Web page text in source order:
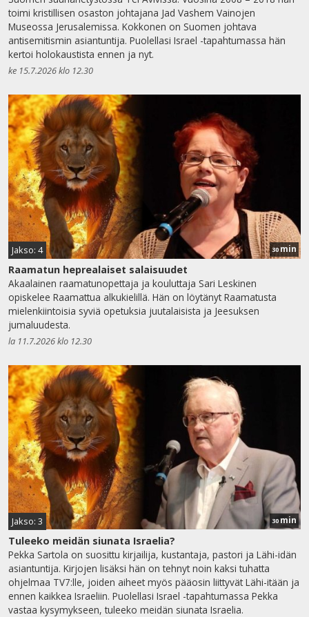
toimi kristillisen osaston johtajana Jad Vashem Vainojen
Museossa Jerusalemissa. Kokkonen on Suomen johtava
antisemitismin asiantuntija. Puolellasi Israel -tapahtumassa hän
kertoi holokaustista ennen ja nyt.
ke 15.7.2026 klo 12.30
Jakso: 4 30min
Raamatun heprealaiset salaisuudet
Akaalainen raamatunopettaja ja kouluttaja Sari Leskinen
opiskelee Raamattua alkukielillä. Hän on löytänyt Raamatusta
mielenkiintoisia syviä opetuksia juutalaisista ja Jeesuksen
jumaluudesta.
la 11.7.2026 klo 12.30
Jakso: 3 30min
Tuleeko meidän siunata Israelia?
Pekka Sartola on suosittu kirjailija, kustantaja, pastori ja Lähi-idän
asiantuntija. Kirjojen lisäksi hän on tehnyt noin kaksi tuhatta
ohjelmaa TV7:lle, joiden aiheet myös pääosin liittyvät Lähi-itään ja
ennen kaikkea Israeliin. Puolellasi Israel -tapahtumassa Pekka
vastaa kysymykseen, tuleeko meidän siunata Israelia.